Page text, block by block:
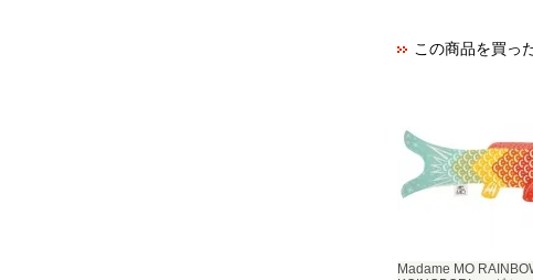
この商品を買っ
Madame MO